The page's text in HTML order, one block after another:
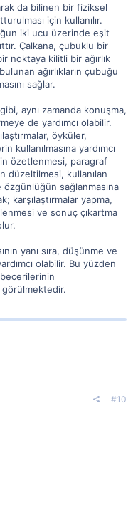
da bilinen bir fiziksel
için kullanılır.
iki ucu üzerinde eşit
Çalkana, çubuklu bir
noktaya kilitli bir ağırlık
ağırlıkların çubuğu
sağlar.
aynı zamanda konuşma,
de yardımcı olabilir.
öyküler,
kullanılmasına yardımcı
özetlenmesi, paragraf
düzeltilmesi, kullanılan
özgünlüğün sağlanmasına
karşılaştırmalar yapma,
ve sonuç çıkartma
yanı sıra, düşünme ve
olabilir. Bu yüzden
#10